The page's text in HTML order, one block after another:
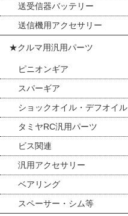
送受信器バッテリー
送信機用アクセサリー
★クルマ用汎用パーツ
ピニオンギア
スパーギア
ショックオイル・デフオイル
タミヤRC汎用パーツ
ビス関連
汎用アクセサリー
ベアリング
スペーサー・シム等